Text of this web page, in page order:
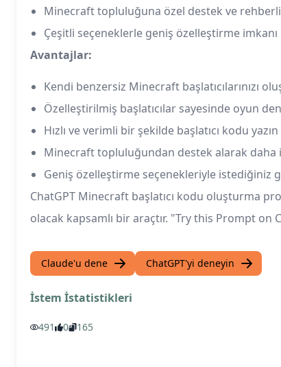
Minecraft topluluğuna özel destek ve
Çeşitli seçeneklerle geniş özelleştirme imkanı
Avantajlar:
Kendi benzersiz Minecraft başlatıcılarınızı
Özelleştirilmiş başlatıcılar sayesinde oyun
Hızlı ve verimli bir şekilde başlatıcı kodu yazın
Minecraft topluluğundan destek alarak daha
Geniş özelleştirme seçenekleriyle istediğiniz
ChatGPT Minecraft başlatıcı kodu oluşturma
olacak kapsamlı bir araçtır. "Try this Prompt
Claude'u dene ChatGPT'yi deneyin
İstem İstatistikleri
491 0 165